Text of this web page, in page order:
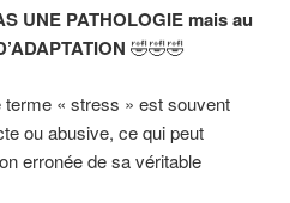
UNE PATHOLOGIE mais au
🤣🤣🤣
« stress » est souvent
ou abusive, ce qui peut
erronée de sa véritable